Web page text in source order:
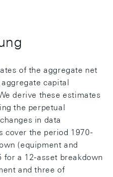
of the aggregate net
capital
derive these estimates
the perpetual
in data
cover the period 1970-
(equipment and
for a 12-asset breakdown
and three of